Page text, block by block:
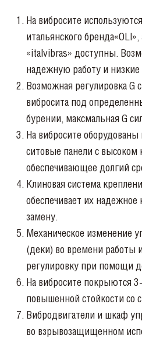
На вибросите
итальянского
«italvibras» доступны.
надежную работу и низкие
Возможная регулировка G
вибросита под
бурении, максмальная G
На вибросите
ситовые панели с высоком
обеспечивающее долгий
Клиноваясистема
обеспечивает их
замену.
Механическое изменение
(деки) во времени работы
регулировку при помощи
На вибросите покрыются
повышенной стойкости со
Вибродвигатели и шкаф
во взрывозащищенном